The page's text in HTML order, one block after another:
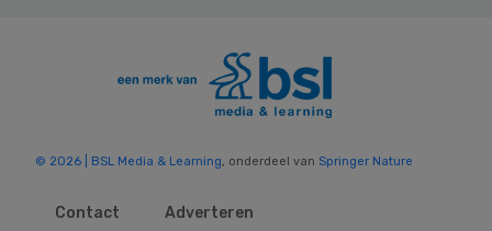
© 2026 | BSL Media & Learning, onderdeel van Springer Nature
Contact Adverteren